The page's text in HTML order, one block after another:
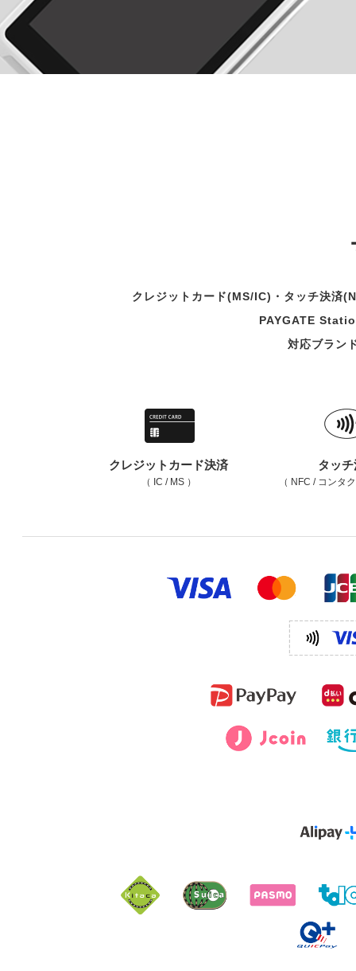
クレジットカード(MS/IC)・タッチ決済
PAYGATE
対応ブラン
クレジットカード決済
（ IC / MS ）
タッ
（ NFC / コンタ